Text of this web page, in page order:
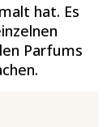
hat. Es
Parfums